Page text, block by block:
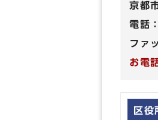
京
電話：
ファ
お電
区役